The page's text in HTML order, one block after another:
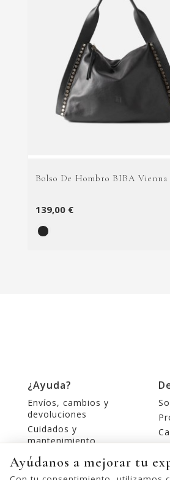
Bolso De Hombro BIBA
139,00 €
¿Ayuda?
Envíos, cambios y
devoluciones
Cuidados y
mantenimiento
Contacte con nosotros
Ayúdanos a mejorar tu